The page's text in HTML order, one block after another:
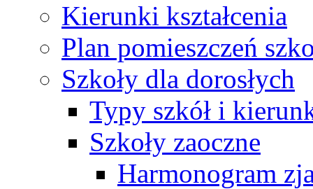
Kierunki kształcenia
Plan pomieszczeń
Szkoły dla dorosłych
Typy szkół i
Szkoły zaoczne
Harmonogram